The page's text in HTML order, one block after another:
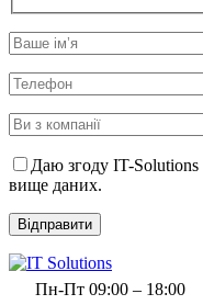
Даю згоду IT-Solutions
вище даних.
Пн-Пт 09:00 – 18:00